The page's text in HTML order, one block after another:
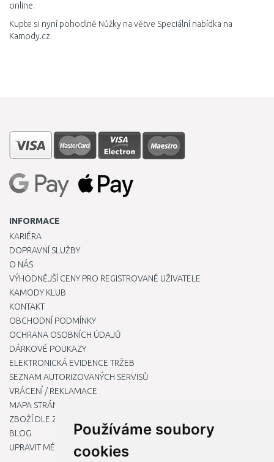
Používáme soubory
cookies
online.
Kupte si nyní pohodlně Nůžky na větve Speciální nabídka na
Kamody.cz.
INFORMACE
KARIÉRA
DOPRAVNÍ SLUŽBY
O NÁS
VÝHODNĚJŠÍ CENY PRO REGISTROVANÉ UŽIVATELE
KAMODY KLUB
KONTAKT
OBCHODNÍ PODMÍNKY
OCHRANA OSOBNÍCH ÚDAJŮ
DÁRKOVÉ POUKAZY
ELEKTRONICKÁ EVIDENCE TRŽEB
SEZNAM AUTORIZOVANÝCH SERVISŮ
VRÁCENÍ / REKLAMACE
MAPA STRÁNKY
ZBOŽÍ DLE ZNAČEK
BLOG
UPRAVIT MÉ PŘEDVOLBY COOKIES